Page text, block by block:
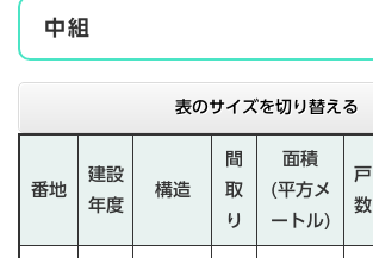
中組
表のサイズを切り替える
番地
建設
年度
構造
間
取
り
面積
(平方メ
ートル)
戸
数